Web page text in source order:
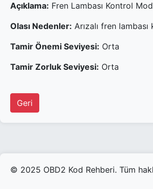
Açıklama: Fren Lambası Kontrol
Olası Nedenler: Arızalı fren
Tamir Önemi Seviyesi: Orta
Tamir Zorluk Seviyesi: Orta
Geri
© 2025 OBD2 Kod Rehberi. Tüm